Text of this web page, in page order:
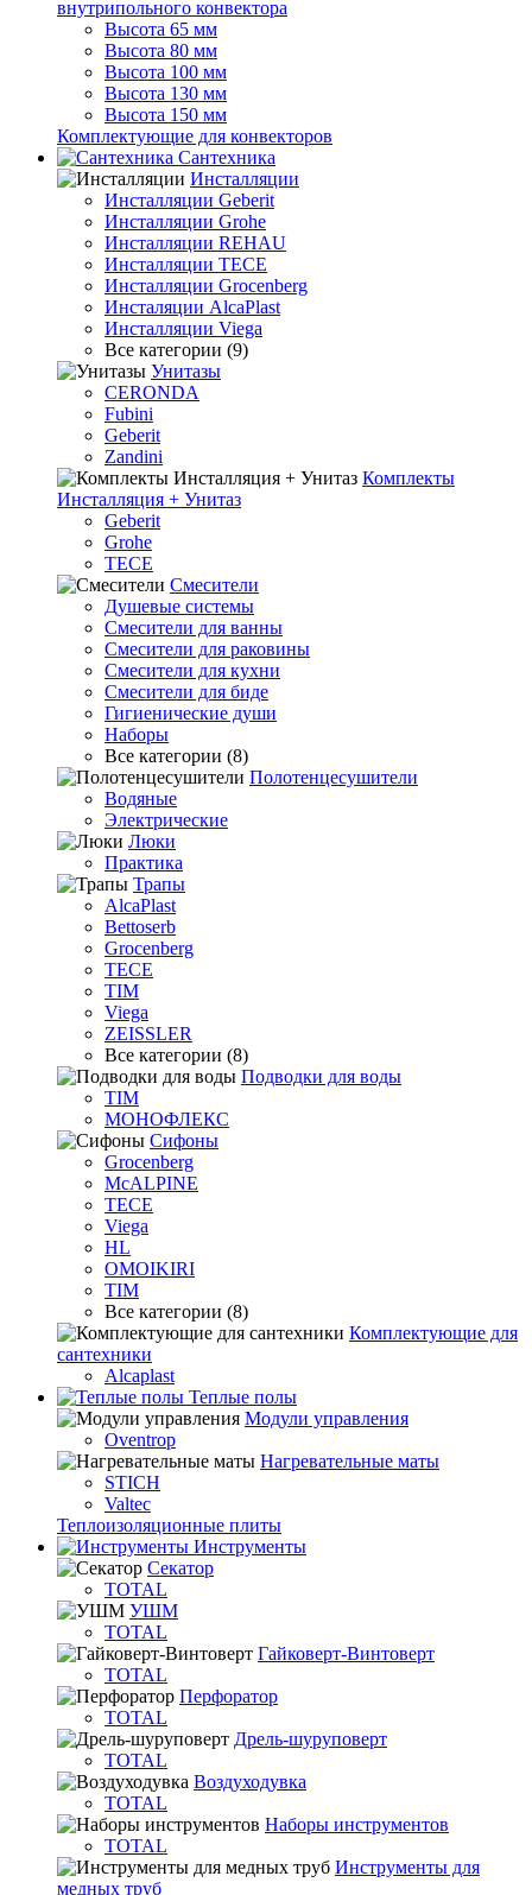
внутрипольного конвектора
Высота 65 мм
Высота 80 мм
Высота 100 мм
Высота 130 мм
Высота 150 мм
Комплектующие для конвекторов
Сантехника
Инсталляции
Инсталляции Geberit
Инсталляции Grohe
Инсталляции REHAU
Инсталляции TECE
Инсталляции Grocenberg
Инсталяции AlcaPlast
Инсталляции Viega
Все категории (9)
Унитазы
CERONDA
Fubini
Geberit
Zandini
Комплекты
Инсталляция + Унитаз
Geberit
Grohe
TECE
Смесители
Душевые системы
Смесители для ванны
Смесители для раковины
Смесители для кухни
Смесители для биде
Гигиенические души
Наборы
Все категории (8)
Полотенцесушители
Водяные
Электрические
Люки
Практика
Трапы
AlcaPlast
Bettoserb
Grocenberg
TECE
TIM
Viega
ZEISSLER
Все категории (8)
Подводки для воды
TIM
МОНОФЛЕКС
Сифоны
Grocenberg
McALPINE
TECE
Viega
HL
OMOIKIRI
TIM
Все категории (8)
Комплектующие для
сантехники
Alcaplast
Теплые полы
Модули управления
Oventrop
Нагревательные маты
STICH
Valtec
Теплоизоляционные плиты
Инструменты
Секатор
TOTAL
УШМ
TOTAL
Гайковерт-Винтоверт
TOTAL
Перфоратор
TOTAL
Дрель-шуруповерт
TOTAL
Воздуходувка
TOTAL
Наборы инструментов
TOTAL
Инструменты для
медных труб